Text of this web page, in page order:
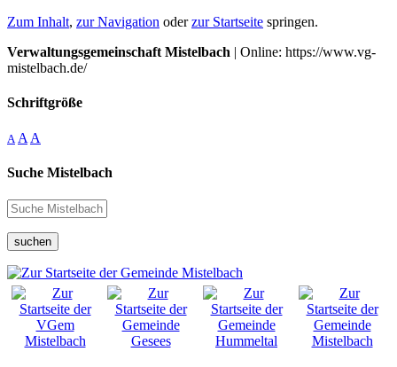
Zum Inhalt, zur Navigation oderzur Startseite springen.
Verwaltungsgemeinschaft Mistelbach | Online: https://www.vg-
mistelbach.de/
Schriftgröße
A A A
Suche Mistelbach
suchen